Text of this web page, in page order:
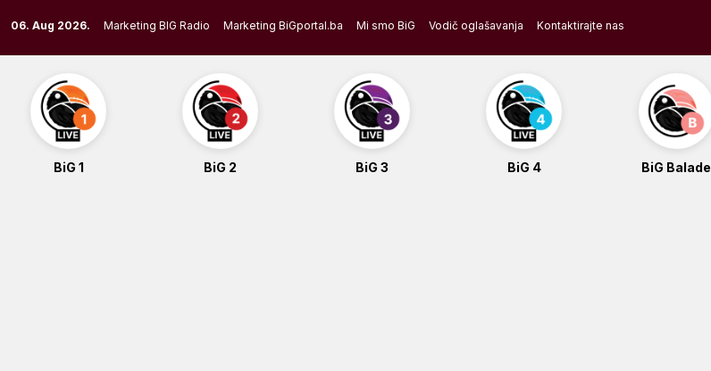
to
content
06. Aug 2026. Marketing BIG Radio Marketing BiGportal.ba Mi smo BiG Vodič oglašavanja Kontaktirajte nas
BiG 1 BiG 2 BiG 3 BiG 4 BiG Balade